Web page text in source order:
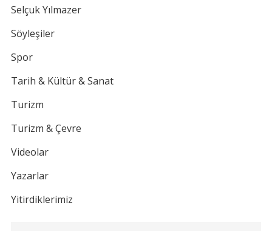
Selçuk Yılmazer
Söyleşiler
Spor
Tarih & Kültür & Sanat
Turizm
Turizm & Çevre
Videolar
Yazarlar
Yitirdiklerimiz